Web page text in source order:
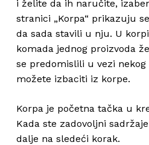
i želite da ih naručite,
stranici „Korpa“ prikazuju
da sada stavili u nju. U
komada jednog proizvoda
se predomislili u vezi nekog
možete izbaciti iz korpe.
Korpa je početna tačka u
Kada ste zadovoljni
dalje na sledeći korak.